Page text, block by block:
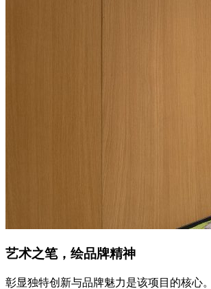
艺术之笔，绘品牌精神
彰显独特创新与品牌魅力是该项目的核心